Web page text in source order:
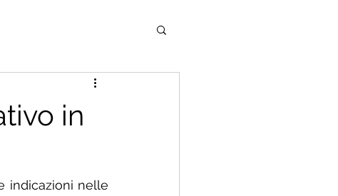
in
indicazioni nelle